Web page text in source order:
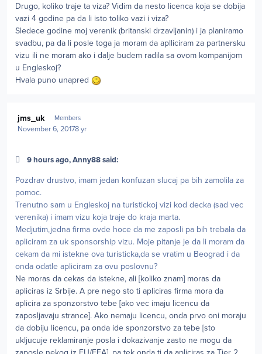
Drugo, koliko traje ta viza? Vidim da nesto licenca koja se dobija
vazi 4 godine pa da li isto toliko vazi i viza?
Sledece godine moj verenik (britanski drzavljanin) i ja planiramo
svadbu, pa da li posle toga ja moram da aplliciram za partnersku
vizu ili ne moram ako i dalje budem radila sa ovom kompanijom
u Engleskoj?
Hvala puno unapred
jms_uk Members
November 6, 20178 yr
9 hours ago, Anny88 said:
Pozdrav drustvo, imam jedan konfuzan slucaj pa bih zamolila za
pomoc.
Trenutno sam u Engleskoj na turistickoj vizi kod decka (sad vec
verenika) i imam vizu koja traje do kraja marta.
Medjutim,jedna firma ovde hoce da me zaposli pa bih trebala da
apliciram za uk sponsorship vizu. Moje pitanje je da li moram da
cekam da mi istekne ova turisticka,da se vratim u Beograd i da
onda odatle apliciram za ovu poslovnu?
Ne moras da cekas da istekne, ali [koliko znam] moras da
apliciras iz Srbije. A pre nego sto ti apliciras firma mora da
aplicira za sponzorstvo tebe [ako vec imaju licencu da
zaposljavaju strance]. Ako nemaju licencu, onda prvo oni moraju
da dobiju licencu, pa onda ide sponzorstvo za tebe [sto
ukljucuje reklamiranje posla i dokazivanje zasto ne mogu da